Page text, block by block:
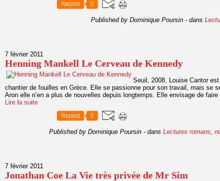
Repost 0
Published by Dominique Poursin - dans
7 février 2011
Henning Mankell Le Cerveau de Kennedy
Seuil, 2008. Louise Cantor
chantier de fouilles en Grèce. Elle se passionne pour son travail, mais se
Aron elle n’en a plus de nouvelles depuis longtemps. Elle envisage de
Lire la suite
Repost 0
Published by Dominique Poursin - dans Lectures romans,
7 février 2011
Jonathan Coe La Vie très privée de Mr Sim